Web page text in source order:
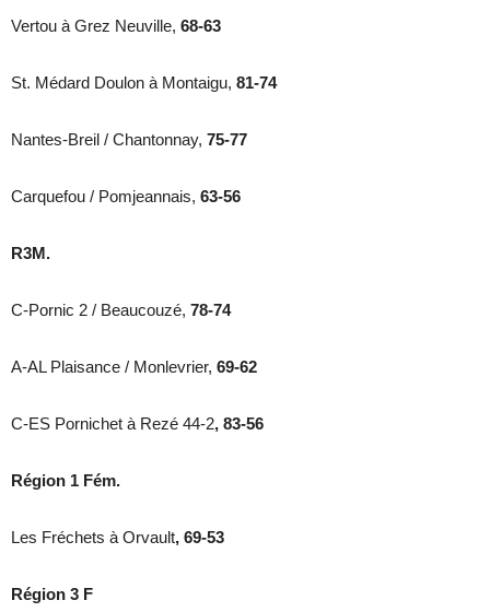
Vertou à Grez Neuville, 68-63
St. Médard Doulon à Montaigu, 81-74
Nantes-Breil / Chantonnay, 75-77
Carquefou / Pomjeannais, 63-56
R3M.
C-Pornic 2 / Beaucouzé, 78-74
A-AL Plaisance / Monlevrier, 69-62
C-ES Pornichet à Rezé 44-2, 83-56
Région 1 Fém.
Les Fréchets à Orvault, 69-53
Région 3 F